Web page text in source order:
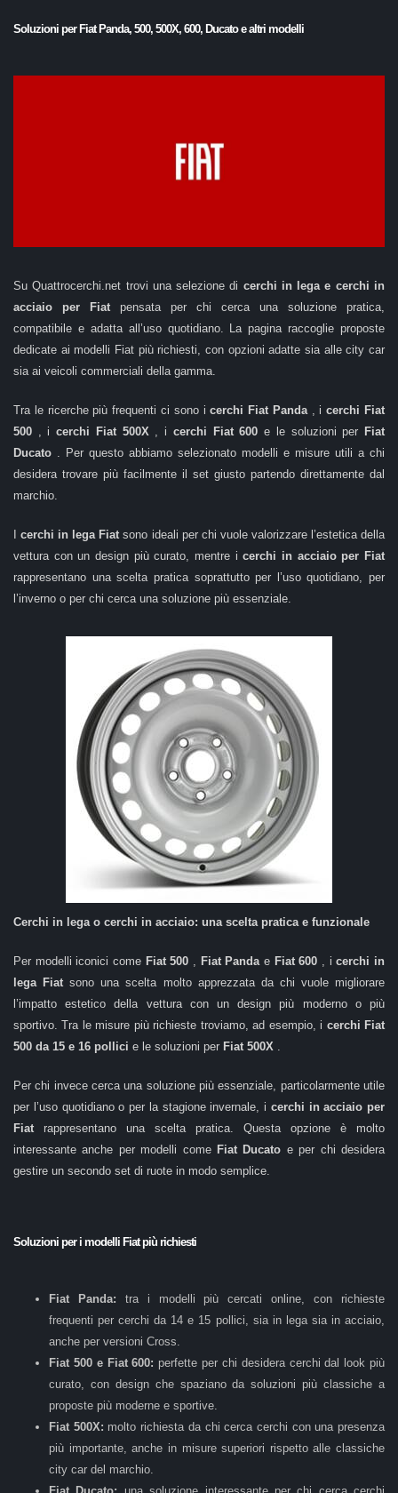
Soluzioni per Fiat Panda, 500, 500X, 600, Ducato e altri modelli
Su Quattrocerchi.net trovi una selezione di cerchi in lega e cerchi in
acciaio per Fiat pensata per chi cerca una soluzione pratica,
compatibile e adatta all’uso quotidiano. La pagina raccoglie proposte
dedicate ai modelli Fiat più richiesti, con opzioni adatte sia alle city car
sia ai veicoli commerciali della gamma.
Tra le ricerche più frequenti ci sono icerchi Fiat Panda , icerchi Fiat
500
, icerchi Fiat 500X , i cerchi Fiat 600e le soluzioni per Fiat
Ducato
. Per questo abbiamo selezionato modelli e misure utili a chi
desidera trovare più facilmente il set giusto partendo direttamente dal
marchio.
Icerchi in lega Fiatsono ideali per chi vuole valorizzare l’estetica della
vettura con un design più curato, mentre icerchi in acciaio per Fiat
rappresentano una scelta pratica soprattutto per l’uso quotidiano, per
l’inverno o per chi cerca una soluzione più essenziale.
Cerchi in lega o cerchi in acciaio: una scelta pratica e funzionale
Per modelli iconici come Fiat 500 Fiat Pandae Fiat 600 , icerchi in
lega Fiatsono una scelta molto apprezzata da chi vuole migliorare
l’impatto estetico della vettura con un design più moderno o più
sportivo. Tra le misure più richieste troviamo, ad esempio, i cerchi Fiat
500 da 15 e 16 pollici e le soluzioni per Fiat 500X
Per chi invece cerca una soluzione più essenziale, particolarmente utile
per l’uso quotidiano o per la stagione invernale, i cerchi in acciaio per
Fiat rappresentano una scelta pratica. Questa opzione è molto
interessante anche per modelli come Fiat Ducato e per chi desidera
gestire un secondo set di ruote in modo semplice.
Soluzioni per i modelli Fiat più richiesti
Fiat Panda: tra i modelli più cercati online, con richieste
frequenti per cerchi da 14 e 15 pollici, sia in lega sia in acciaio,
anche per versioni Cross.
Fiat 500 e Fiat 600: perfette per chi desidera cerchi dal look più
curato, con design che spaziano da soluzioni più classiche a
proposte più moderne e sportive.
Fiat 500X: molto richiesta da chi cerca cerchi con una presenza
più importante, anche in misure superiori rispetto alle classiche
city car del marchio.